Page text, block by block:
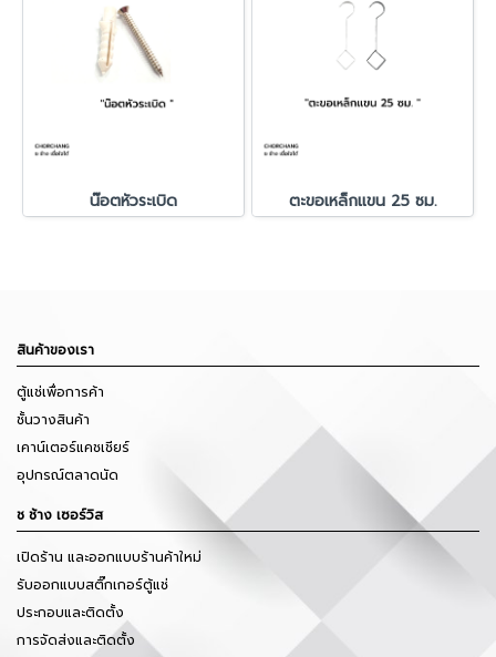
น๊อตหัวระเบิด ตะขอเหล็กแขน 25 ซม.
สินค้าของเรา
ตู้แช่เพื่อการค้า
ชั้นวางสินค้า
เคาน์เตอร์แคชเชียร์
อุปกรณ์ตลาดนัด
ช ช้าง เซอร์วิส
เปิดร้าน และออกแบบร้านค้าใหม่
รับออกแบบสติ๊กเกอร์ตู้แช่
ประกอบและติดตั้ง
การจัดส่งและติดตั้ง